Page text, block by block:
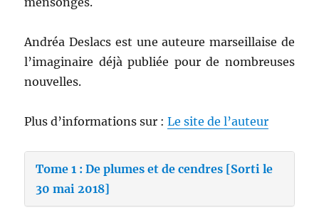
Andréa Deslacs est une auteure marseillaise de
l’imaginaire déjà publiée pour de nombreuses
nouvelles.
Plus d’informations sur :Le site de l’auteur
Tome 1 : De plumes et de cendres [Sorti le
30 mai 2018]